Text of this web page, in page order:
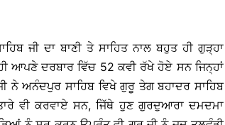
ਜੀ ਦਾ ਬਾਣੀ ਤੇ ਸਾਹਿਤ ਨਾਲ ਬਹੁਤ ਹੀ ਗੁੜ੍ਹਾ
ਆਪਣੇ ਦਰਬਾਰ ਵਿੱਚ 52 ਕਵੀ ਰੱਖੇ ਹੋਏ ਸਨ ਜਿਨ੍ਹਾਂ
ਨੇ ਅਨੰਦਪੁਰ ਸਾਹਿਬ ਵਿਖੇ ਗੁਰੂ ਤੇਗ ਬਹਾਦਰ ਸਾਹਿਬ
ਵੀ ਕਰਵਾਏ ਸਨ, ਜਿੱਥੇ ਹੁਣ ਗੁਰਦੁਆਰਾ ਦਮਦਮਾ